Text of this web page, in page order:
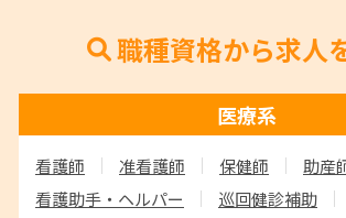
職種資格から求人
医療系
看護師 准看護師 保健師
助産
看護助手・ヘルパー
巡回健診補助